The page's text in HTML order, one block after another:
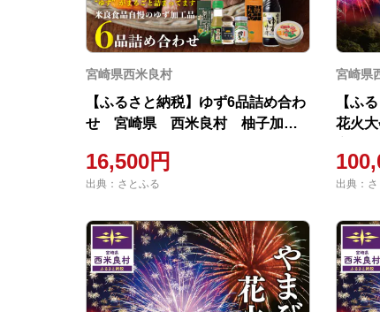
宮崎県西米良村
【ふるさと納税】ゆず6品詰め合わ
せ 宮崎県 西米良村 柚子加工
16,500円
出典：さとふる
宮崎県
【ふ
花火
出典：